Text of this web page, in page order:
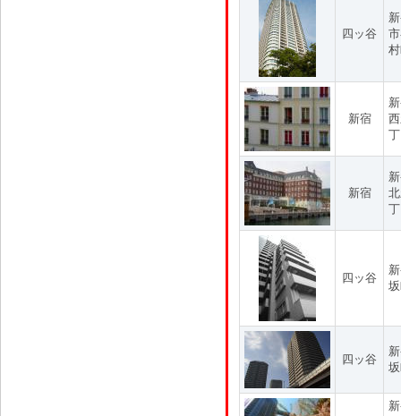
四ッ谷
新宿
新宿
四ッ谷
四ッ谷